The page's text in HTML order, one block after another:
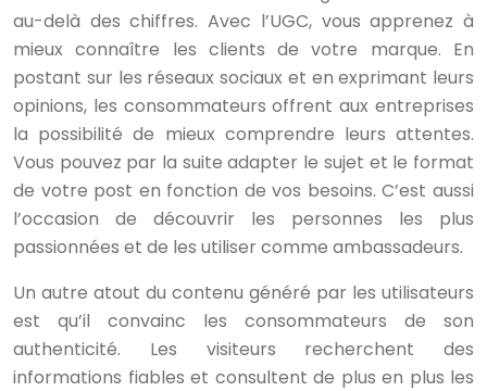
au-delà des chiffres. Avec l’UGC, vous apprenez à
mieux connaître les clients de votre marque. En
postant sur les réseaux sociaux et en exprimant leurs
opinions, les consommateurs offrent aux entreprises
la possibilité de mieux comprendre leurs attentes.
Vous pouvez par la suite adapter le sujet et le format
de votre post en fonction de vos besoins. C’est aussi
l’occasion de découvrir les personnes les plus
passionnées et de les utiliser comme ambassadeurs.
Un autre atout du contenu généré par les utilisateurs
est qu’il convainc les consommateurs de son
authenticité. Les visiteurs recherchent des
informations fiables et consultent de plus en plus les